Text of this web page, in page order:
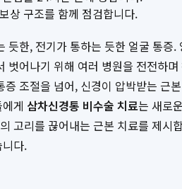
상 구조를 함께 점검합니다.
듯한, 전기가 통하는 듯한 얼굴 통
벗어나기 위해 여러 병원을 전전하
조절을 넘어, 신경이 압박받는 근
게 삼차신경통 비수술 치료는 새로
고리를 끊어내는 근본 치료를 제
다.